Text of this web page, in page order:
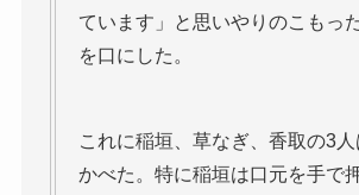
ています」と思いやりのこもっ
を口にした。
これに稲垣、草なぎ、香取の3
かべた。特に稲垣は口元を手で